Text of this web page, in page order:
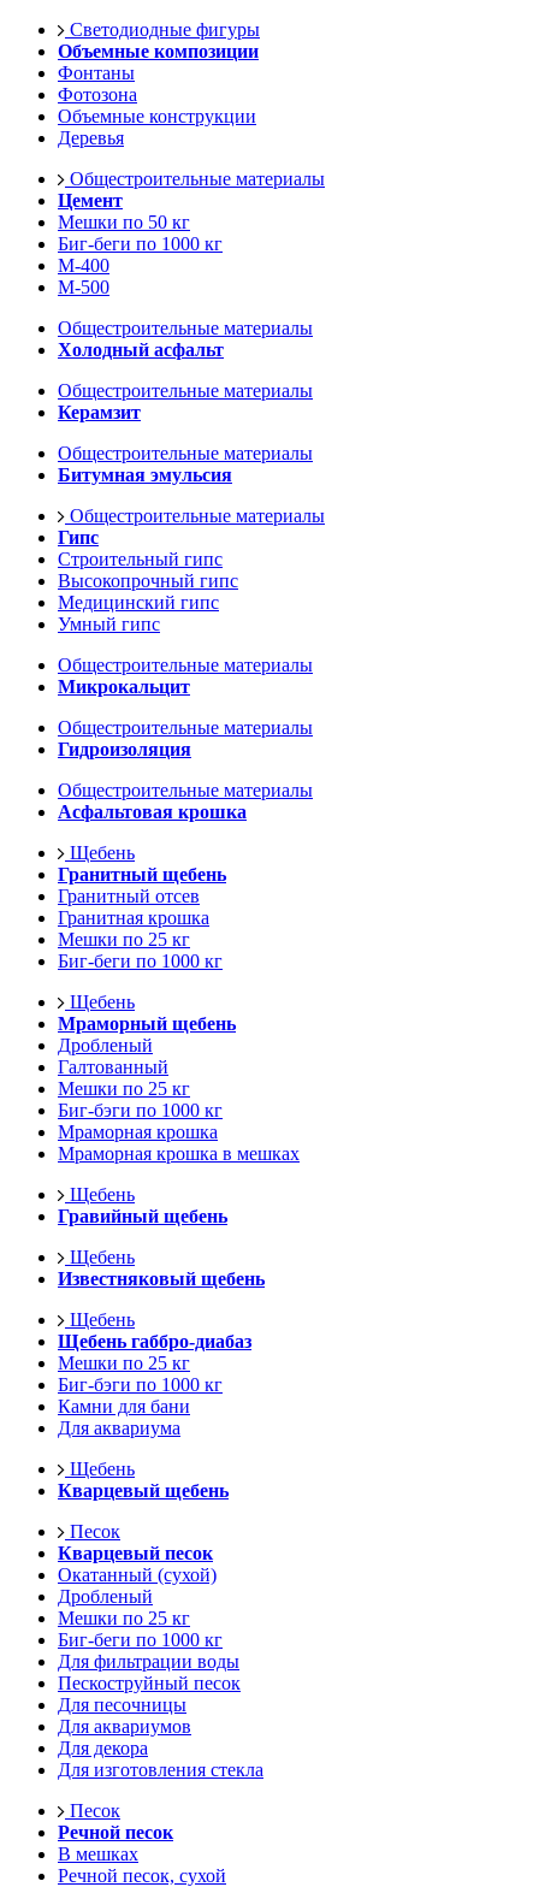
Светодиодные фигуры
Объемные композиции
Фонтаны
Фотозона
Объемные конструкции
Деревья
Общестроительные материалы
Цемент
Мешки по 50 кг
Биг-беги по 1000 кг
М-400
М-500
Общестроительные материалы
Холодный асфальт
Общестроительные материалы
Керамзит
Общестроительные материалы
Битумная эмульсия
Общестроительные материалы
Гипс
Строительный гипс
Высокопрочный гипс
Медицинский гипс
Умный гипс
Общестроительные материалы
Микрокальцит
Общестроительные материалы
Гидроизоляция
Общестроительные материалы
Асфальтовая крошка
Щебень
Гранитный щебень
Гранитный отсев
Гранитная крошка
Мешки по 25 кг
Биг-беги по 1000 кг
Щебень
Мраморный щебень
Дробленый
Галтованный
Мешки по 25 кг
Биг-бэги по 1000 кг
Мраморная крошка
Мраморная крошка в мешках
Щебень
Гравийный щебень
Щебень
Известняковый щебень
Щебень
Щебень габбро-диабаз
Мешки по 25 кг
Биг-бэги по 1000 кг
Камни для бани
Для аквариума
Щебень
Кварцевый щебень
Песок
Кварцевый песок
Окатанный (сухой)
Дробленый
Мешки по 25 кг
Биг-беги по 1000 кг
Для фильтрации воды
Пескоструйный песок
Для песочницы
Для аквариумов
Для декора
Для изготовления стекла
Песок
Речной песок
В мешках
Речной песок, сухой